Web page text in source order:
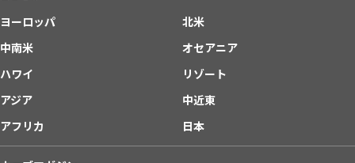
ヨーロッパ
北米
中南米
オセアニア
ハワイ
リゾート
アジア
中近東
アフリカ
日本